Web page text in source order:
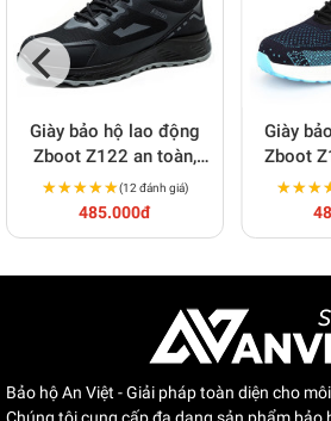
Giày bảo hộ lao động
Zboot Z122 an toàn,
thoáng khí, chống đinh,
chống va đập
★★★★★
★★★★★(12 đánh giá)
485.000đ
Giày
Zboot
bền,
Bảo hộ An Việt - Giải pháp toàn diện cho
Chúng tôi cung cấp đa dạng sản phẩm